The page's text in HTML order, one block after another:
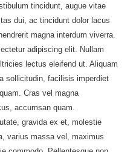
tincidunt, augue vitae
dui, ac tincidunt dolor lacus
magna interdum viverra.
adipiscing elit. Nullam
lectus eleifend ut. Aliquam
sollicitudin, facilisis imperdiet
Cras vel magna
accumsan quam.
gravida ex et, molestie
varius massa vel, maximus